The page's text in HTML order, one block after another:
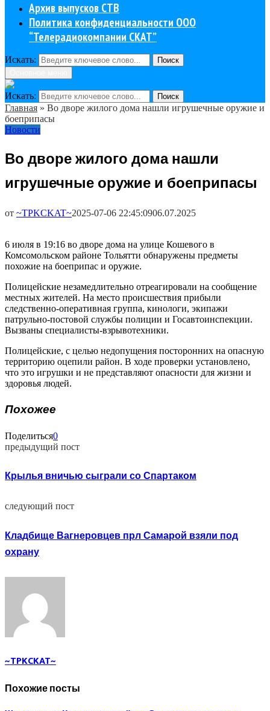
Архив выпусков СТВ
Политика конфиденциальности ООО
“Телерадиокомпании СКАТ”
Искать:
Поиск
Искать: Поиск
Главная » Во дворе жилого дома нашли игрушечные оружие и
боеприпасы
Новости
Во дворе жилого дома нашли
игрушечные оружие и боеприпасы
от ~TPKCKAT~2025-07-06 22:45:0906.07.2025
6 июля в 19:16 во дворе дома на улице Кошевого в
Комсомольском районе Тольятти обнаружены предметы
похожие на боеприпас и оружие.
Полицейские незамедлительно отреагировали на сообщение
местных жителей. На место происшествия прибыли
следственно-оперативная группа, кинологи, экипажи
патрульно-постовой службы полиции и Госавтоинспекции.
Вызваны специалисты-взрывотехники.
Полицейские, с целью недопущения посторонних на опасную
территорию оцепили район. В ходе проверки установлено,
что это игрушки и не представляют опасности для жизни и
здоровья людей.
Похожее
Поделиться0
предыдущий пост
Крылья вничью сыграли со Спартаком
следующий пост
Кладбище Вагнеровцев прл Самарой взяли под
охрану
~TPKCKAT~
Похожие посты